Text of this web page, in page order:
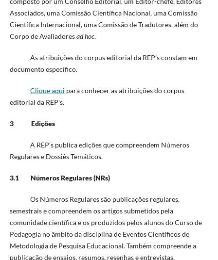
Associados, uma Comissão Científica Nacional, uma Comissão
Científica Internacional, uma Comissão de Tradutores, além do
Corpo de Avaliadoresad hoc.
As atribuições do corpus editorial da REP’s constam em
documento específico.
Clique aqui para conhecer as atribuições do corpus
editorial da REP's.
3 Edições
A REP’s publica edições que compreendem Números
Regulares e Dossiês Temáticos.
3.1 Números Regulares (NRs)
Os Números Regulares são publicações regulares,
semestrais e compreendem os artigos submetidos pela
comunidade científica e os produzidos pelos alunos do Curso de
Pedagogia no âmbito da disciplina de Eventos Científicos de
Metodologia de Pesquisa Educacional. Também compreende a
publicação de ensaios, resumos, resenhas e entrevistas.